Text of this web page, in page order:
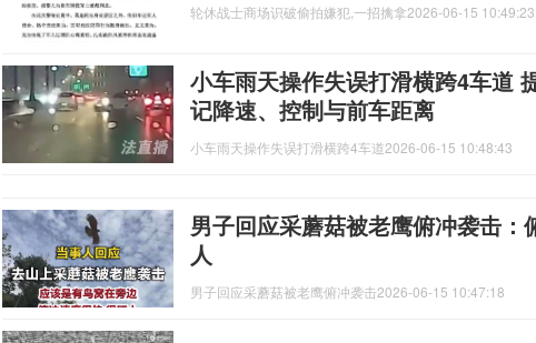
轮休战士商场识破偷拍嫌犯,一招擒拿2026-06-15 10:49:23
小车雨天操作失误打滑横跨4车道
记降速、控制与前车距离
小车雨天操作失误打滑横跨4车道2026-06-15 10:48:43
男子回应采蘑菇被老鹰俯冲袭击：
人
男子回应采蘑菇被老鹰俯冲袭击2026-06-15 10:47:18